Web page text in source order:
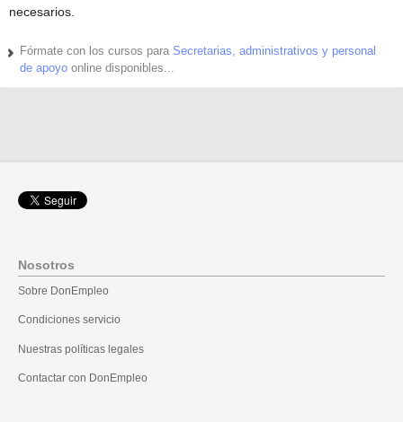
necesarios.
Fórmate con los cursos para Secretarias, administrativos y personal
de apoyoonline disponibles...
Nosotros
Sobre DonEmpleo
Condiciones servicio
Nuestras políticas legales
Contactar con DonEmpleo